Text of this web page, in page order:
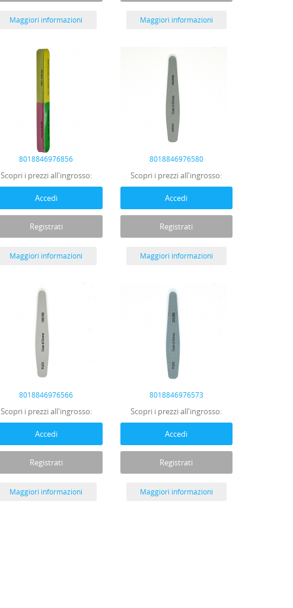
Maggiori informazioni Maggiori informazioni
8018846976856
Scopri i prezzi all'ingrosso:
Accedi
Registrati
Maggiori informazioni
8018846976580
Scopri i prezzi all'ingrosso:
Accedi
Registrati
Maggiori informazioni
8018846976566
Scopri i prezzi all'ingrosso:
Accedi
Registrati
Maggiori informazioni
8018846976573
Scopri i prezzi all'ingrosso:
Accedi
Registrati
Maggiori informazioni